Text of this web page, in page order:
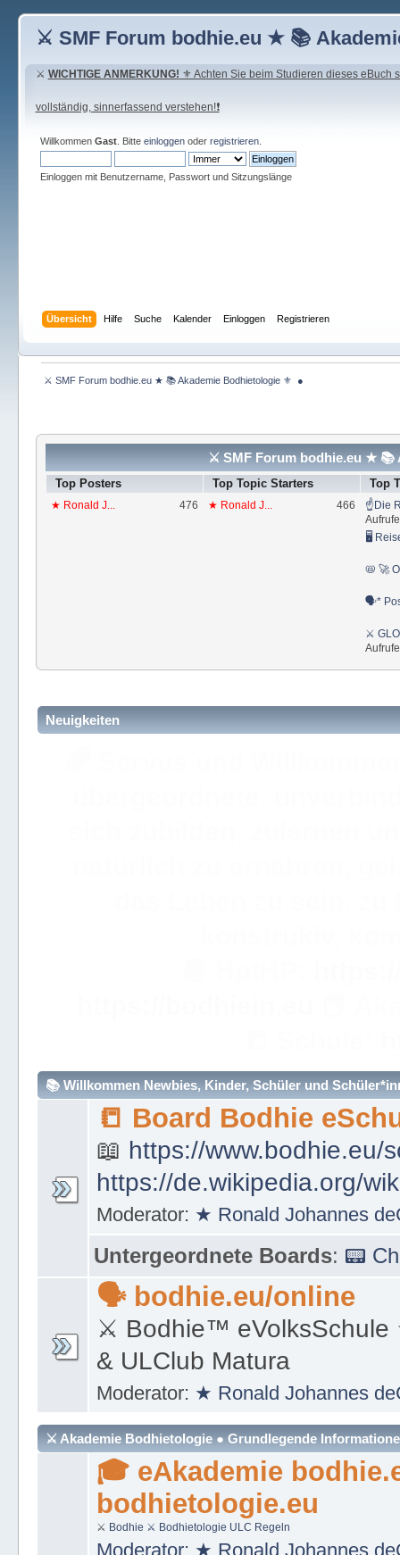
⚔ SMF Forum bodhie.eu ★ 📚
⚔ WICHTIGE ANMERKUNG! ⚜ Achten Sie beim Studieren dieses eBuch
vollständig, sinnerfassend verstehen!❗
Willkommen Gast. Bitte einloggenoder registrieren.
Einloggen mit Benutzername, Passwort und Sitzungslänge
Übersicht Hilfe Suche Kalender Einloggen Registrieren
⚔ SMF Forum bodhie.eu ★ 📚 Akademie Bodhietologie ⚜  ●
⚔ SMF Forum bodhie.eu ★ 📚
Top Posters Top Topic Starters Top
★ Ronald J... 476 ★ Ronald J... 466
☝Die
Aufrufe
🖥
📛 🚀
🗣*
⚔
Aufrufe
Neuigkeiten
🧮https://bodhie.eu/
📚 Willkommen Newbies, Kinder, Schüler und
📒 Board Bodhie
📖https://www.bodhie.eu/
https://de.wikipedia.org/
Moderator:★ Ronald Johannes
Untergeordnete Boards:📟
🗣 bodhie.eu/online
⚔ Bodhie™
& ULClub Matura
Moderator:★ Ronald Johannes
⚔ Akademie Bodhietologie ● Grundlegende
🎓 eAkademie
bodhietologie.eu